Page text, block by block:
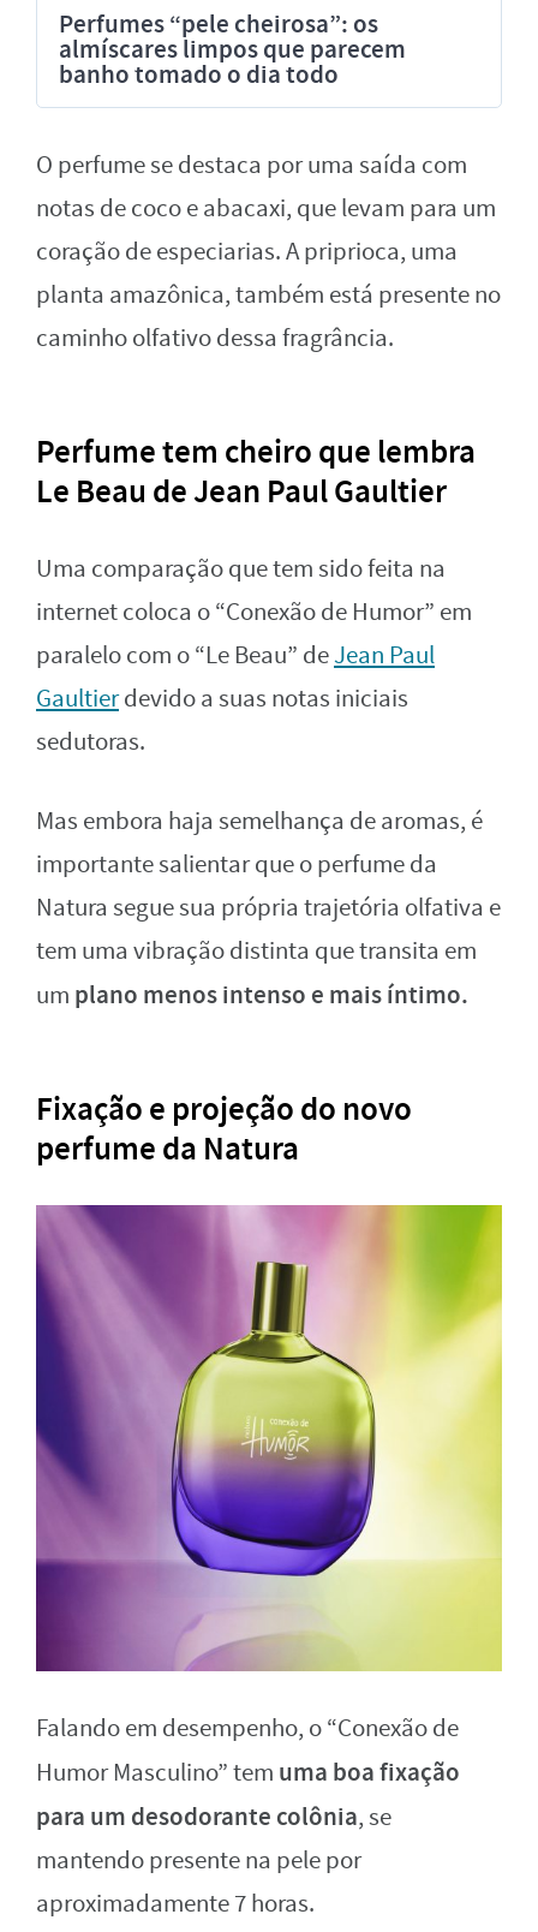
Perfumes “pele cheirosa”: os
almíscares limpos que parecem
banho tomado o dia todo
O perfume se destaca por uma saída com
notas de coco e abacaxi, que levam para um
coração de especiarias. A priprioca, uma
planta amazônica, também está presente no
caminho olfativo dessa fragrância.
Perfume tem cheiro que lembra
Le Beau de Jean Paul Gaultier
Uma comparação que tem sido feita na
internet coloca o “Conexão de Humor” em
paralelo com o “Le Beau” deJean Paul
Gaultierdevido a suas notas iniciais
sedutoras.
Mas embora haja semelhança de aromas, é
importante salientar que o perfume da
Natura segue sua própria trajetória olfativa e
tem uma vibração distinta que transita em
um plano menos intenso e mais íntimo.
Fixação e projeção do novo
perfume da Natura
Falando em desempenho, o “Conexão de
Humor Masculino” tem uma boa fixação
para um desodorante colônia, se
mantendo presente na pele por
aproximadamente 7 horas.